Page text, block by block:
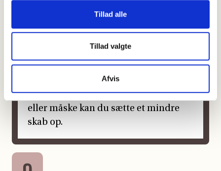
Tillad alle
Tillad valgte
Afvis